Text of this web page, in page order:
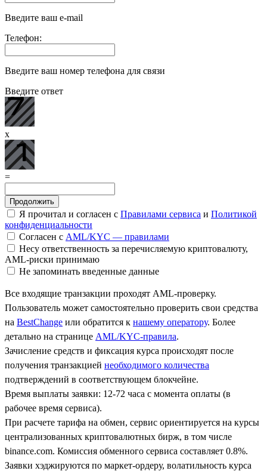
Введите ваш e-mail
Телефон:
Введите ваш номер телефона для связи
Введите ответ
x
=
Я прочитал и согласен с Правилами сервиса и Политикой
конфиденциальности
Согласен с AML/KYC — правилами
Несу ответственность за перечисляемую криптовалюту,
AML-риски принимаю
Не запоминать введенные данные
Все входящие транзакции проходят AML-проверку.
Пользователь может самостоятельно проверить свои средства
на BestChange или обратится к нашему оператору. Более
детально на странице AML/KYC-правила.
Зачисление средств и фиксация курса происходят после
получения транзакцией необходимого количества
подтверждений в соответствующем блокчейне.
Время выплаты заявки: 12-72 часа с момента оплаты (в
рабочее время сервиса).
При расчете тарифа на обмен, сервис ориентируется на курсы
централизованных криптовалютных бирж, в том числе
binance.com. Комиссия обменного сервиса составляет 0.8%.
Заявки хэджируются по маркет-ордеру, волатильность курса